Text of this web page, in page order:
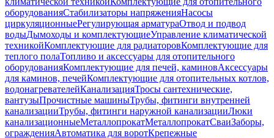
оборудованияСтабилизаторы напряженияНасосы
циркуляционныеРегулирующая арматураОтвод и подвод
водыДымоходы и комплектующиеУправление климатической
техникойКомплектующие для радиаторовКомплектующие для
теплого полаТопливо и аксессуары для отопительного
оборудованияКомплектующие для печей, каминовАксессуары
для каминов, печейКомплектующие для отопительных котлов,
водонагревателейКанализацияТросы сантехнические,
вантузыПрочистные машиныТрубы, фитинги внутренней
канализацииТрубы, фитинги наружной канализацииЛюки
канализационныеМеталлопрокатМеталлопрокатСваиЗаборы,
огражденияАвтоматика для воротКрепежные